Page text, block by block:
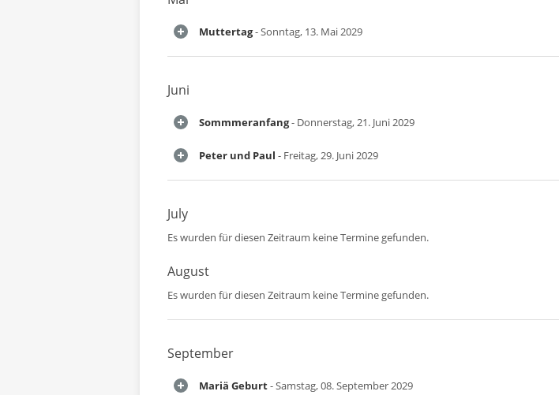
Muttertag- Sonntag, 13. Mai 2029
Juni
Sommmeranfang- Donnerstag, 21. Juni 2029
Peter und Paul - Freitag, 29. Juni 2029
July
Es wurden für diesen Zeitraum keine Termine gefunden.
August
Es wurden für diesen Zeitraum keine Termine gefunden.
September
Mariä Geburt- Samstag, 08. September 2029